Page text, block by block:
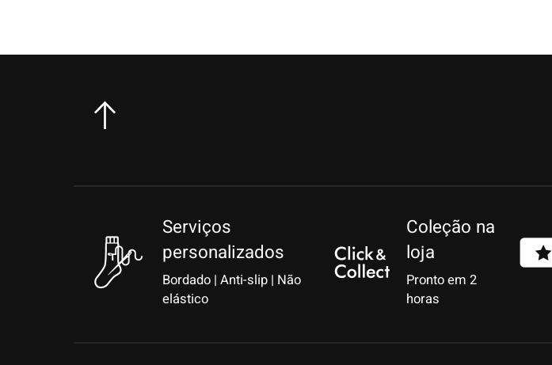
Serviços
personalizados
Bordado | Anti-slip | Não
elástico
Coleção na
loja
Pronto em 2
horas